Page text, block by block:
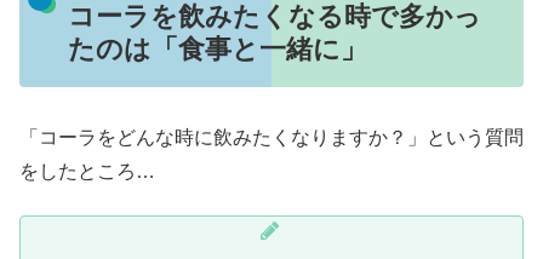
コーラを飲みたくなる時で多かっ
たのは「食事と一緒に」
「コーラをどんな時に飲みたくなりますか？」という質問
をしたところ…